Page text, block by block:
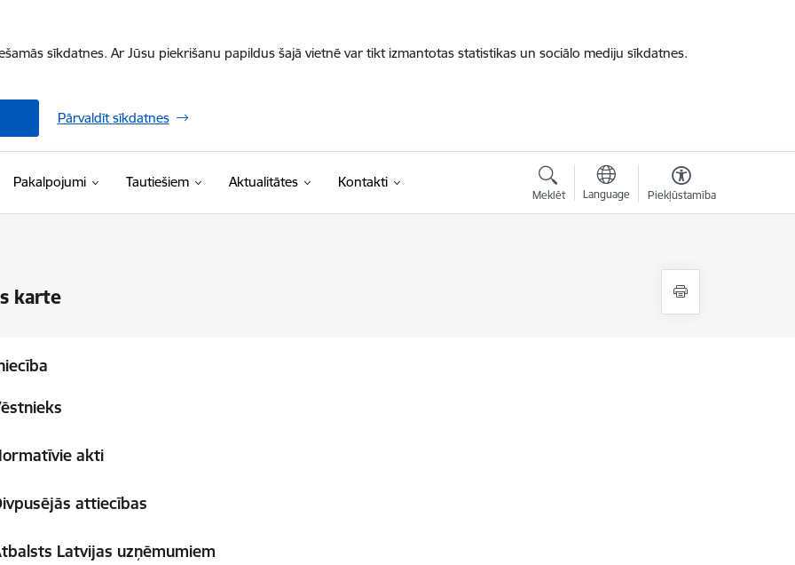
sīkdatnes. Ar Jūsu piekrišanu papildus šajā vietnē var tikt izmantotas statistikas un sociālo mediju sīkdatnes.
Pārvaldīt sīkdatnes
Pakalpojumi Tautiešiem Aktualitātes Kontakti
Meklēt Language Piekļūstamība
karte
akti
attiecības
Latvijas uzņēmumiem